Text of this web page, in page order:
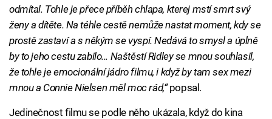
odmítal. Tohle je přece příběh chlapa, kterej mstí smrt svý
ženy a dítěte. Na téhle cestě nemůže nastat moment, kdy se
prostě zastaví a s někým se vyspí. Nedává to smysl a úplně
by to jeho cestu zabilo... Naštěstí Ridley se mnou souhlasil,
že tohle je emocionální jádro filmu, i když by tam sex mezi
mnou a Connie Nielsen měl moc rád,“popsal.
Jedinečnost filmu se podle něho ukázala, když do kina